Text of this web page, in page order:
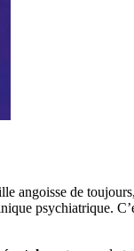
angoisse de
psychiatrique.